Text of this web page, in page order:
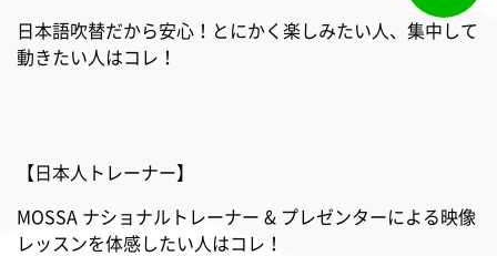
日本語吹替だから安心！とにかく楽しみたい人、集中して
動きたい人はコレ！
【日本人トレーナー】
MOSSA ナショナルトレーナー & プレゼンターによる映像
レッスンを体感したい人はコレ！